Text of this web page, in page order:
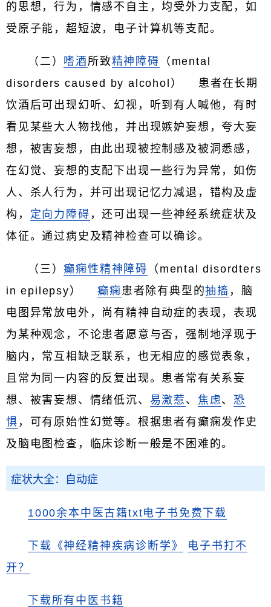
的思想，行为，情感不自主，均受外力支配，如
受原子能，超短波，电子计算机等支配。
（二） 嗜酒 所致精神障碍 （mental
disorders caused by alcohol） 患者在长期
饮酒后可出现幻听、幻视，听到有人喊他，有时
看见某些大人物找他，并出现嫉妒妄想，夸大妄
想，被害妄想，由此出现被控制感及被洞悉感，
在幻觉、妄想的支配下出现一些行为异常，如伤
人、杀人行为，并可出现记忆力减退，错构及虚
构， 定向力障碍 ，还可出现一些神经系统症状及
体征。通过病史及精神检查可以确诊。
（三）癫痫性精神障碍
（mental disordters
in epilepsy）癫痫 患者除有典型的抽搐 ，脑
电图异常放电外，尚有精神自动症的表现，表现
为某种观念，不论患者愿意与否，强制地浮现于
脑内，常互相缺乏联系，也无相应的感觉表象，
且常为同一内容的反复出现。患者常有关系妄
想、被害妄想、情绪低沉、 易激惹 、 焦虑、恐
惧 ，可有原始性幻觉等。根据患者有癫痫发作史
及脑电图检查，临床诊断一般是不困难的。
症状大全：自动症
1000余本中医古籍txt电子书免费下载
下载《神经精神疾病诊断学》
电子书打不
开？
下载所有中医书籍